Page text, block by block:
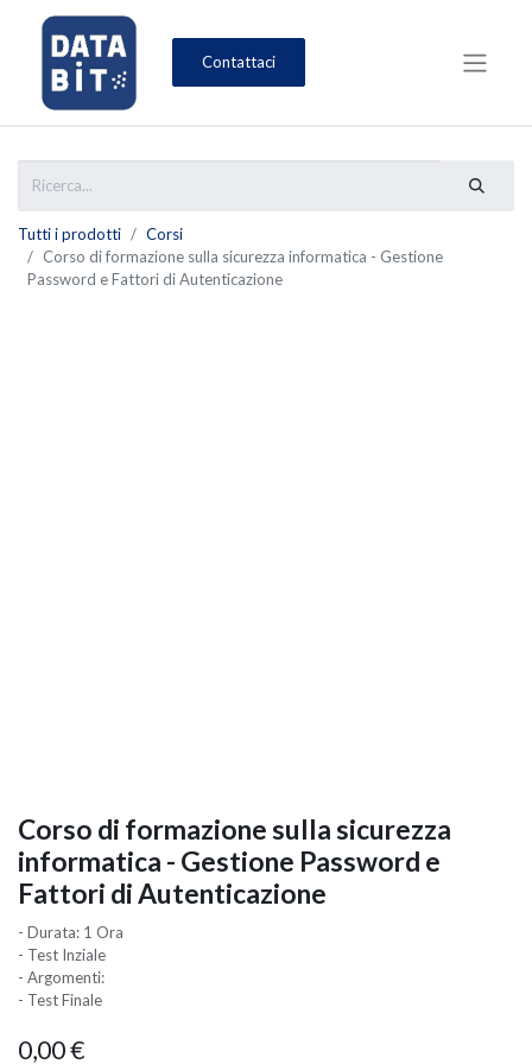
Contattaci
Tutti i prodotti
Corsi
Corso di formazione sulla sicurezza informatica - Gestione
Password e Fattori di Autenticazione
Corso di formazione sulla sicurezza
informatica - Gestione Password e
Fattori di Autenticazione
- Durata: 1 Ora
- Test Inziale
- Argomenti:
- Test Finale
0,00€